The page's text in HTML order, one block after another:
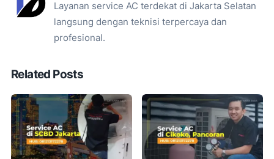
Layanan service AC terdekat di Jakarta Selatan
langsung dengan teknisi terpercaya dan
profesional.
Related Posts